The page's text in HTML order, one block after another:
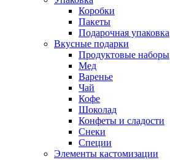
Коробки
Пакеты
Подарочная упаковка
Вкусные подарки
Продуктовые наборы
Мед
Варенье
Чай
Кофе
Шоколад
Конфеты и сладости
Снеки
Специи
Элементы кастомизации